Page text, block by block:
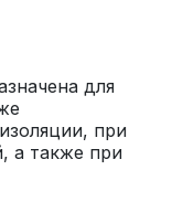
для
при
а также при